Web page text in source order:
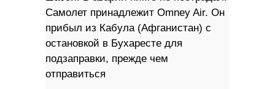
Самолет принадлежит Omney Air. Он
прибыл из Кабула (Афганистан) с
остановкой в ​​Бухаресте для
подзаправки, прежде чем
отправиться